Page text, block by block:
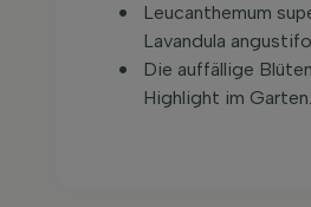
Leucanthemum
Lavandula
Die auffällige
Highlight im Garten.